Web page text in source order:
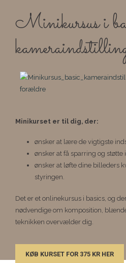
Minikursus i
Minikurset er til dig, der:
ønsker at lære de vigtigste
ønsker at få sparring og
ønsker at løfte dine billeders
styringen.
Det er et onlinekursus i basics, og
nødvendige om komposition,
teknikken overvælder dig.
KØB KURSET FOR 375 KR HER